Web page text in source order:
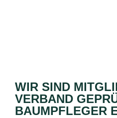
WIR SIND
VERBAND
BAUMPFLEGER